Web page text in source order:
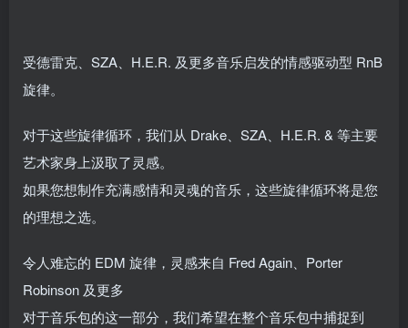
受德雷克、SZA、H.E.R. 及更多音乐启发的情感驱动型 RnB
旋律。
对于这些旋律循环，我们从 Drake、SZA、H.E.R. & 等主要
艺术家身上汲取了灵感。
如果您想制作充满感情和灵魂的音乐，这些旋律循环将是您
的理想之选。
令人难忘的 EDM 旋律，灵感来自 Fred Again、Porter
Robinson 及更多
对于音乐包的这一部分，我们希望在整个音乐包中捕捉到